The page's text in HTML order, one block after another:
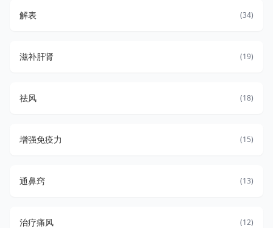
解表 (34)
滋补肝肾 (19)
祛风 (18)
增强免疫力 (15)
通鼻窍 (13)
治疗痛风 (12)